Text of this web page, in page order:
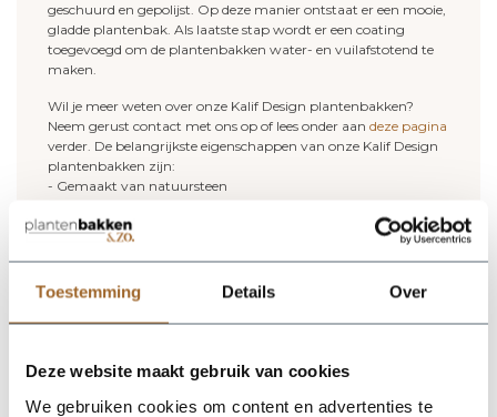
Toestemming Details Over
Deze website maakt gebruik van cookies
We gebruiken cookies om content en advertenties te
geschuurd en gepolijst. Op deze manier ontstaat er een mooie,
gladde plantenbak. Als laatste stap wordt er een coating
toegevoegd om de plantenbakken water- en vuilafstotend te
maken.
Wil je meer weten over onze Kalif Design plantenbakken?
Neem gerust contact met ons op of lees onder aan deze pagina
verder. De belangrijkste eigenschappen van onze Kalif Design
plantenbakken zijn:
- Gemaakt van natuursteen
- Minder dan 2% chemicaliën
- De plantenbakken zijn in combinatie met het gebruik van
hydrokorrels vorstbestendig tot min 10 graden.
- Voor zowel binnen als buiten te gebruiken
(buiten dient er een afwateringsgat geboord te worden)
- 2 jaar garantie (aflopend)!
De plantenbakken en bloempotten van Kalif Design noemen
wij met recht "Natuurlijke Kunstwerken"! Bij natuurlijke
kunstwerken horen kleine oneffenheden en kleurnuances. Dit is